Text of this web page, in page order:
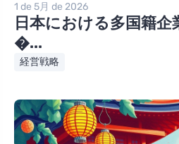
1 de 5月 de 2026
日本における多国籍
�...
経営戦略